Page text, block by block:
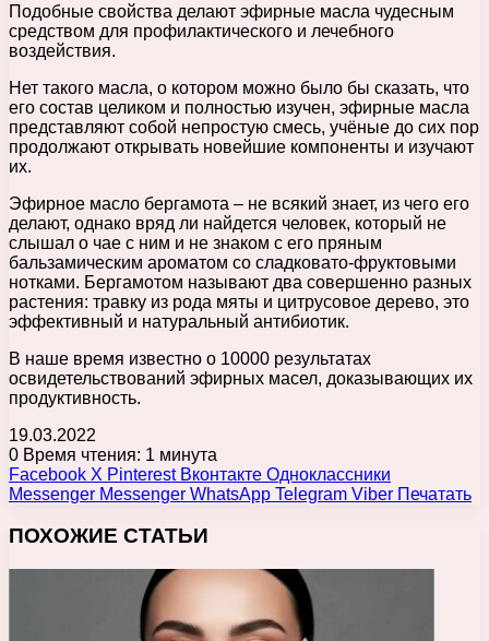
Подобные свойства делают эфирные масла чудесным
средством для профилактического и лечебного
воздействия.
Нет такого масла, о котором можно было бы сказать, что
его состав целиком и полностью изучен, эфирные масла
представляют собой непростую смесь, учёные до сих пор
продолжают открывать новейшие компоненты и изучают
их.
Эфирное масло бергамота – не всякий знает, из чего его
делают, однако вряд ли найдется человек, который не
слышал о чае с ним и не знаком с его пряным
бальзамическим ароматом со сладковато-фруктовыми
нотками. Бергамотом называют два совершенно разных
растения: травку из рода мяты и цитрусовое дерево, это
эффективный и натуральный антибиотик.
В наше время известно о 10000 результатах
освидетельствований эфирных масел, доказывающих их
продуктивность.
19.03.2022
0 Время чтения: 1 минута
Facebook X Pinterest Вконтакте Одноклассники
Messenger Messenger WhatsApp Telegram Viber Печатать
ПОХОЖИЕ СТАТЬИ